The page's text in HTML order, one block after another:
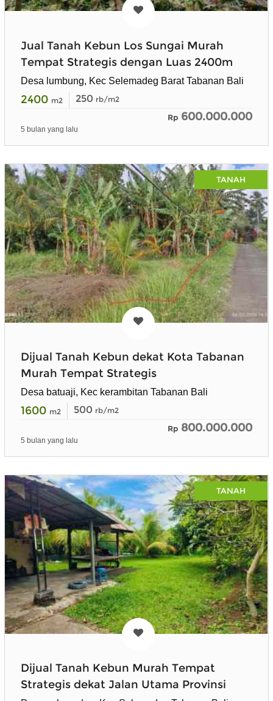
Jual Tanah Kebun Los Sungai Murah
Tempat Strategis dengan Luas 2400m
Desa lumbung, Kec Selemadeg Barat Tabanan Bali
2400 m2 250 rb/m2
Rp 600.000.000
5 bulan yang lalu
TANAH
Dijual Tanah Kebun dekat Kota Tabanan
Murah Tempat Strategis
Desa batuaji, Kec kerambitan Tabanan Bali
1600 m2 500 rb/m2
Rp 800.000.000
5 bulan yang lalu
TANAH
Dijual Tanah Kebun Murah Tempat
Strategis dekat Jalan Utama Provinsi